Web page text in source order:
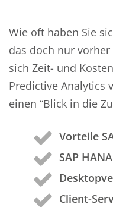
Wie oft haben Sie
das doch nur vorher
sich Zeit- und
Predictive Analytics
einen “Blick in die
Vorteile
SAP
Client-